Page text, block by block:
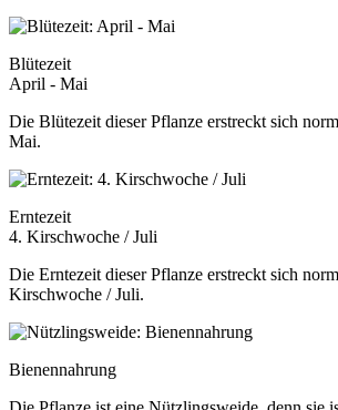
Blütezeit
April - Mai
Die Blütezeit dieser Pflanze erstreckt sich
Mai.
Erntezeit
4. Kirschwoche / Juli
Die Erntezeit dieser Pflanze erstreckt sich
Kirschwoche / Juli.
Bienennahrung